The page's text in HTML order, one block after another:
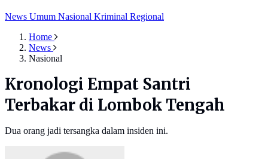
News Umum Nasional Kriminal Regional
Home
News
Nasional
Kronologi Empat Santri
Terbakar di Lombok Tengah
Dua orang jadi tersangka dalam insiden ini.